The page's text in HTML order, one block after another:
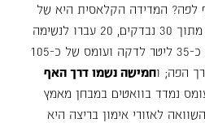
לפה? המדידה הקלאסית היא של
Niinimaa ועמיתיו מ-1980: מתוך 30 נבדקים, 20 עברו לנשימה
משולבת סביב ונטילציה של כ-35 ליטר לדקה ועומס של כ-105
הפה; וחמישה נשמו דרך האף
נמדד בוואטים במבחן מאמץ
לאזורי אימון בריצה היא